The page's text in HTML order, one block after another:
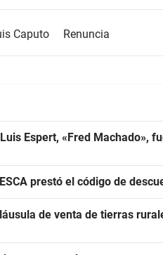
Caputo Renuncia
Espert, «Fred Machado»,
prestó el código de
de venta de tierras